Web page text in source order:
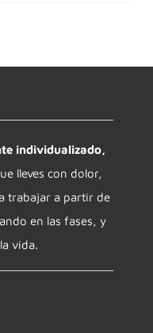
individualizado,
lleves con dolor,
trabajar a partir de
en las fases, y
vida.